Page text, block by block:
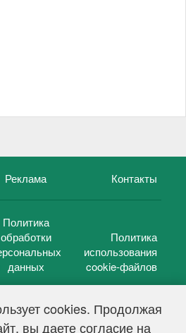
cookies. Продолжая
вы даете согласие на
Реклама Контакты
Политика
обработки
данных
Политика
использования
cookie-файлов